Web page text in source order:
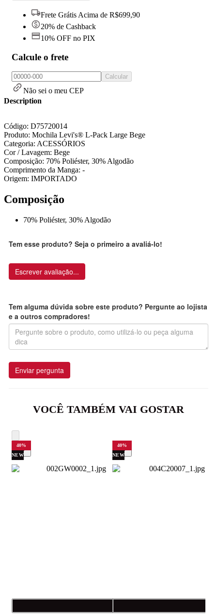
Frete Grátis Acima de R$699,90
20% de Cashback
10% OFF no PIX
Calcule o frete
Calcular
Não sei o meu CEP
Description
Código: D75720014
Produto: Mochila Levi's® L-Pack Large Bege
Categoria: ACESSÓRIOS
Cor / Lavagem: Bege
Composição: 70% Poliéster, 30% Algodão
Comprimento da Manga: -
Origem: IMPORTADO
Composição
70% Poliéster, 30% Algodão
Tem esse produto? Seja o primeiro a avaliá-lo!
Escrever avaliação...
Tem alguma dúvida sobre este produto? Pergunte ao lojista
e a outros compradores!
Enviar pergunta
VOCÊ TAMBÉM VAI GOSTAR
40%
NEW
40%
NEW